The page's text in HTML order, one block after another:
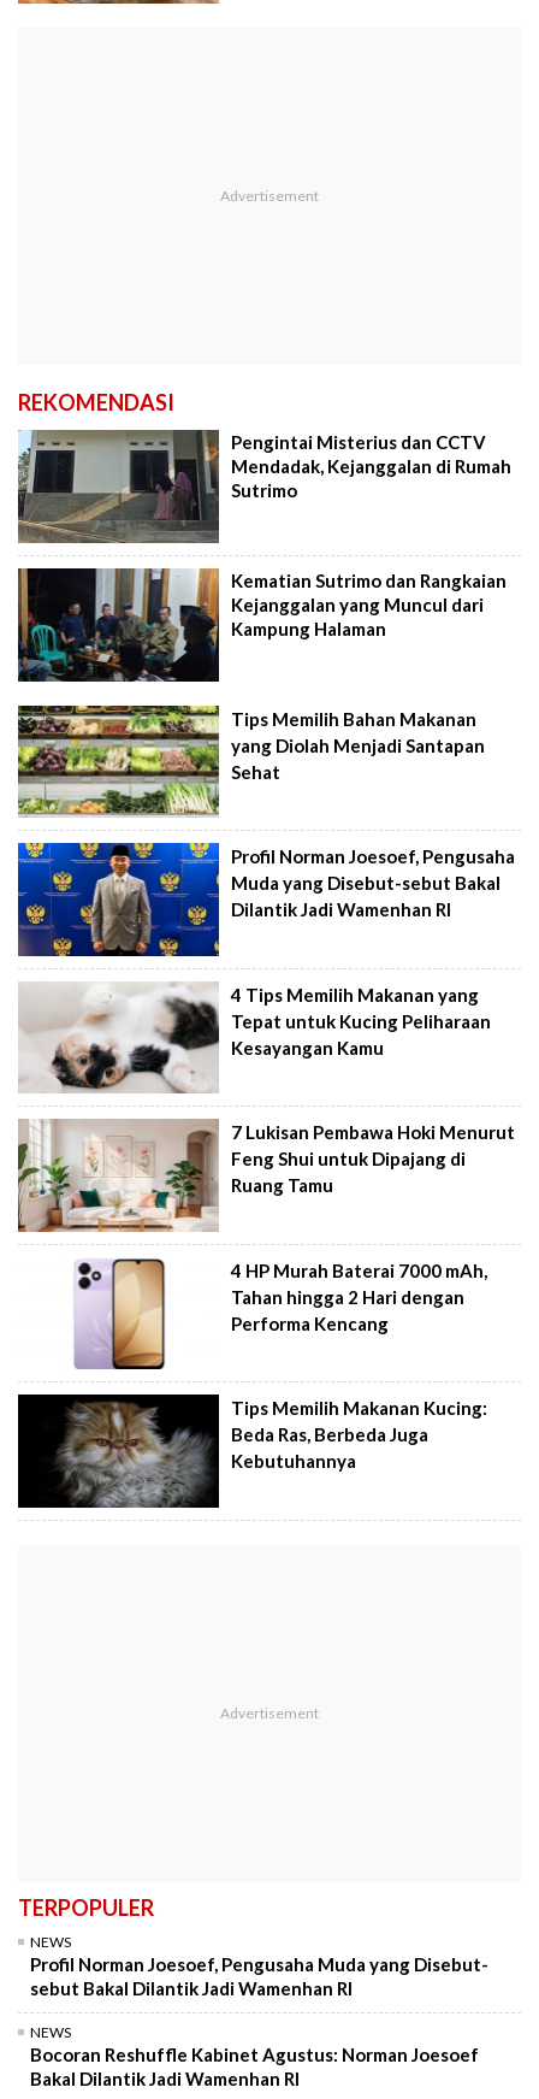
REKOMENDASI
Pengintai Misterius dan CCTV
Mendadak, Kejanggalan di Rumah
Sutrimo
Kematian Sutrimo dan Rangkaian
Kejanggalan yang Muncul dari
Kampung Halaman
Tips Memilih Bahan Makanan
yang Diolah Menjadi Santapan
Sehat
Profil Norman Joesoef, Pengusaha
Muda yang Disebut-sebut Bakal
Dilantik Jadi Wamenhan RI
4 Tips Memilih Makanan yang
Tepat untuk Kucing Peliharaan
Kesayangan Kamu
7 Lukisan Pembawa Hoki Menurut
Feng Shui untuk Dipajang di
Ruang Tamu
4 HP Murah Baterai 7000 mAh,
Tahan hingga 2 Hari dengan
Performa Kencang
Tips Memilih Makanan Kucing:
Beda Ras, Berbeda Juga
Kebutuhannya
TERPOPULER
NEWS
Profil Norman Joesoef, Pengusaha Muda yang Disebut-
sebut Bakal Dilantik Jadi Wamenhan RI
NEWS
Bocoran Reshuffle Kabinet Agustus: Norman Joesoef
Bakal Dilantik Jadi Wamenhan RI